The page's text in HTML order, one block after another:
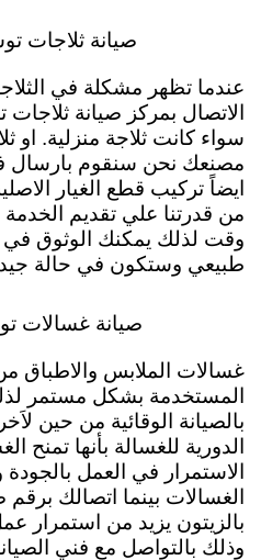
صيانة ثلاجات
عندما تظهر مشكلة في
الاتصال بمركز صيانة ثلاجات
سواء كانت ثلاجة منزلية. او
مصنعك نحن سنقوم
ايضاً تركيب قطع الغيار
من قدرتنا علي تقديم
وقت لذلك يمكنك الوثوق
طبيعي وستكون في حالة
صيانة غسالات
غسالات الملابس والاطباق من
المستخدمة بشكل مستمر
بالصيانة الوقائية من حين
الدورية للغسالة بأنها تمنح
الاستمرار في العمل
الغسالات بينما اتصالك
بالزيتون يزيد من استمرار
وذلك بالتواصل مع فني